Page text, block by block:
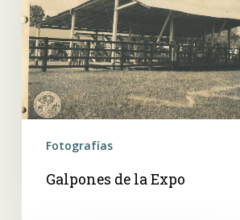
Fotografías
Galpones de la Expo